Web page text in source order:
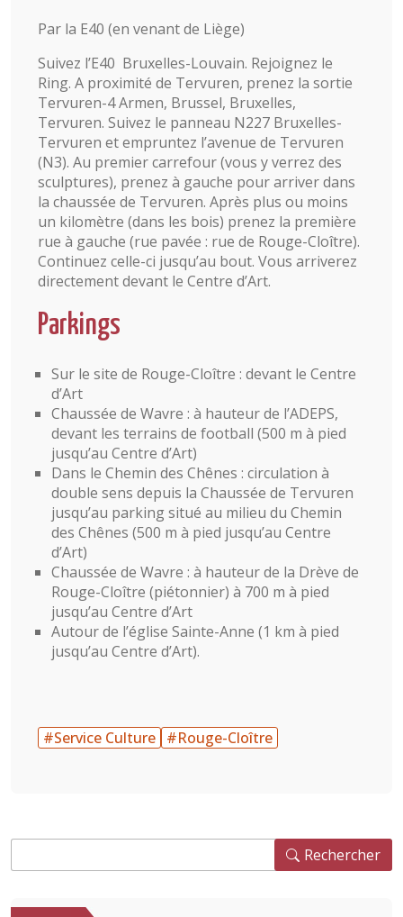
Par la E40 (en venant de Liège)
Suivez l’E40 Bruxelles-Louvain. Rejoignez le
Ring. A proximité de Tervuren, prenez la sortie
Tervuren-4 Armen, Brussel, Bruxelles,
Tervuren. Suivez le panneau N227 Bruxelles-
Tervuren et empruntez l’avenue de Tervuren
(N3). Au premier carrefour (vous y verrez des
sculptures), prenez à gauche pour arriver dans
la chaussée de Tervuren. Après plus ou moins
un kilomètre (dans les bois) prenez la première
rue à gauche (rue pavée : rue de Rouge-Cloître).
Continuez celle-ci jusqu’au bout. Vous arriverez
directement devant le Centre d’Art.
Parkings
Sur le site de Rouge-Cloître : devant le Centre
d’Art
Chaussée de Wavre : à hauteur de l’ADEPS,
devant les terrains de football (500 m à pied
jusqu’au Centre d’Art)
Dans le Chemin des Chênes : circulation à
double sens depuis la Chaussée de Tervuren
jusqu’au parking situé au milieu du Chemin
des Chênes (500 m à pied jusqu’au Centre
d’Art)
Chaussée de Wavre : à hauteur de la Drève de
Rouge-Cloître (piétonnier) à 700 m à pied
jusqu’au Centre d’Art
Autour de l’église Sainte-Anne (1 km à pied
jusqu’au Centre d’Art).
#Service Culture #Rouge-Cloître
Rechercher